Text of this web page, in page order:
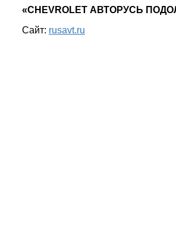
«CHEVROLET АВТОРУСЬ
Сайт: rusavt.ru